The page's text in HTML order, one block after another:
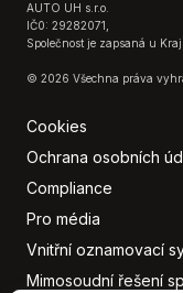
AUTO UH s.r.o.
IČ0: 29282071,
Společnost je zapsaná u
© 2026 Všechna práva
Cookies
Ochrana osobních
Compliance
Pro média
Vnitřní oznamovací
Mimosoudní řešení